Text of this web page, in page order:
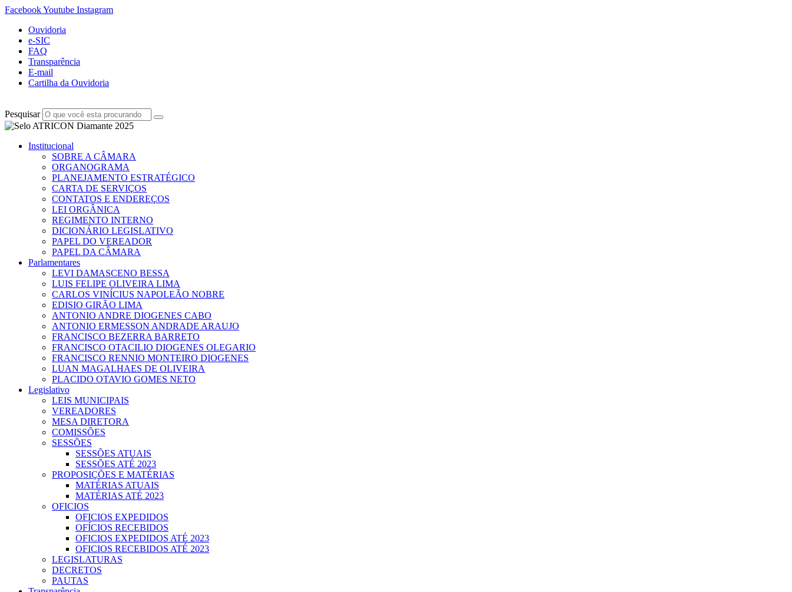
FacebookYoutube Instagram
Ouvidoria
e-SIC
FAQ
Transparência
E-mail
Cartilha da Ouvidoria
Pesquisar
Institucional
SOBRE A CÂMARA
ORGANOGRAMA
PLANEJAMENTO ESTRATÉGICO
CARTA DE SERVIÇOS
CONTATOS E ENDEREÇOS
LEI ORGÂNICA
REGIMENTO INTERNO
DICIONÁRIO LEGISLATIVO
PAPEL DO VEREADOR
PAPEL DA CÂMARA
Parlamentares
LEVI DAMASCENO BESSA
LUIS FELIPE OLIVEIRA LIMA
CARLOS VINÍCIUS NAPOLEÃO NOBRE
EDISIO GIRÃO LIMA
ANTONIO ANDRE DIOGENES CABO
ANTONIO ERMESSON ANDRADE ARAUJO
FRANCISCO BEZERRA BARRETO
FRANCISCO OTACILIO DIOGENES OLEGARIO
FRANCISCO RENNIO MONTEIRO DIOGENES
LUAN MAGALHAES DE OLIVEIRA
PLACIDO OTAVIO GOMES NETO
Legislativo
LEIS MUNICIPAIS
VEREADORES
MESA DIRETORA
COMISSÕES
SESSÕES
SESSÕES ATUAIS
SESSÕES ATÉ 2023
PROPOSIÇÕES E MATÉRIAS
MATÉRIAS ATUAIS
MATÉRIAS ATÉ 2023
OFICIOS
OFICIOS EXPEDIDOS
OFÍCIOS RECEBIDOS
OFICIOS EXPEDIDOS ATÉ 2023
OFICIOS RECEBIDOS ATÉ 2023
LEGISLATURAS
DECRETOS
PAUTAS